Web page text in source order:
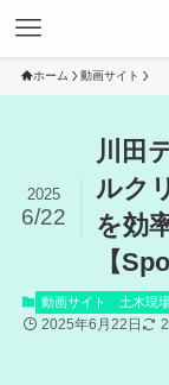
ホーム 動画サイト
川田
ルク
を効
【
2025
6/22
動画サイト 土木現
2025年6月22日